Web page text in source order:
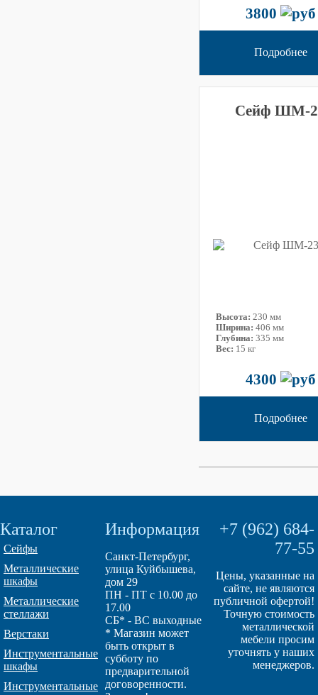
3800
Подробнее
Сейф ШМ-
Высота: 230 мм
Ширина: 406 мм
Глубина: 335 мм
Вес: 15 кг
4300
Подробнее
Каталог
Сейфы
Металлические
шкафы
Металлические
стеллажи
Верстаки
Инструментальные
шкафы
Инструментальные
Информация
Санкт-Петербург,
улица Куйбышева,
дом 29
ПН - ПТ с 10.00 до
17.00
СБ* - ВС выходные
* Магазин может
быть открыт в
субботу по
предварительной
договоренности.
+7 (962) 684-
77-55
Цены, указанные на
сайте, не являются
публичной офертой!
Точную стоимость
металлической
мебели просим
уточнять у наших
менеджеров.